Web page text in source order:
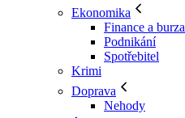
Ekonomika
Finance a burza
Podnikání
Spotřebitel
Krimi
Doprava
Nehody